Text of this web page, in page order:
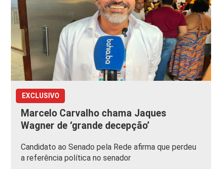
EXCLUSIVO
Marcelo Carvalho chama Jaques
Wagner de ‘grande decepção’
Candidato ao Senado pela Rede afirma que perdeu
a referência política no senador